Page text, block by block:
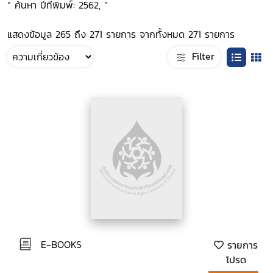
“ ค้นหา ปีที่พิมพ์: 2562, ”
แสดงข้อมูล 265 ถึง 271 รายการ จากทั้งหมด 271 รายการ
Filter
E-BOOKS
รายการ
โปรด